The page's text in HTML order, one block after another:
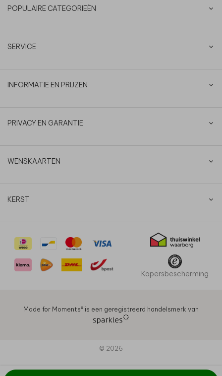
POPULAIRE CATEGORIEËN
SERVICE
INFORMATIE EN PRIJZEN
PRIVACY EN GARANTIE
WENSKAARTEN
KERST
Kopersbescherming
Made for Moments®️ is een geregistreerd handelsmerk van
© 2026